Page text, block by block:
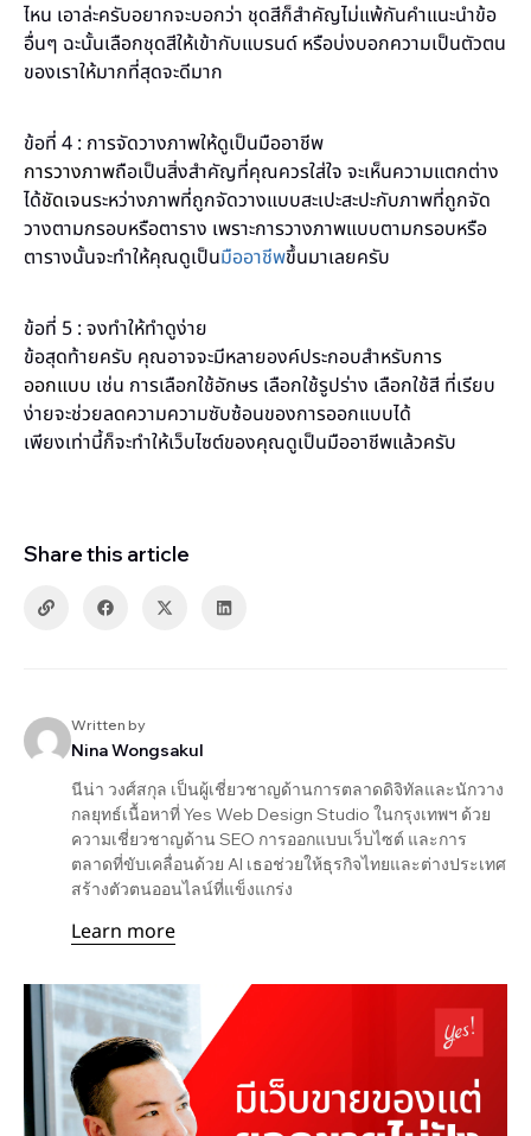
ไหน เอาล่ะครับอยากจะบอกว่า ชุดสีก็สำคัญไม่แพ้กันคำแนะนำข้อ
อื่นๆ ฉะนั้นเลือกชุดสีให้เข้ากับแบรนด์ หรือบ่งบอกความเป็นตัวตน
ของเราให้มากที่สุดจะดีมาก
ข้อที่ 4 : การจัดวางภาพให้ดูเป็นมืออาชีพ
การวางภาพถือเป็นสิ่งสำคัญที่คุณควรใส่ใจ จะเห็นความแตกต่าง
ได้ชัดเจนระหว่างภาพที่ถูกจัดวางแบบสะเปะสะปะกับภาพที่ถูกจัด
วางตามกรอบหรือตาราง เพราะการวางภาพแบบตามกรอบหรือ
ตารางนั้นจะทำให้คุณดูเป็นมืออาชีพขึ้นมาเลยครับ
ข้อที่ 5 : จงทำให้ทำดูง่าย
ข้อสุดท้ายครับ คุณอาจจะมีหลายองค์ประกอบสำหรับการ
ออกแบบ เช่น การเลือกใช้อักษร เลือกใช้รูปร่าง เลือกใช้สี ที่เรียบ
ง่ายจะช่วยลดความความซับซ้อนของการออกแบบได้
เพียงเท่านี้ก็จะทำให้เว็บไซต์ของคุณดูเป็นมืออาชีพแล้วครับ
Share this article
Written by
Nina Wongsakul
นีน่า วงศ์สกุล เป็นผู้เชี่ยวชาญด้านการตลาดดิจิทัลและนักวาง
กลยุทธ์เนื้อหาที่ Yes Web Design Studio ในกรุงเทพฯ ด้วย
ความเชี่ยวชาญด้าน SEO การออกแบบเว็บไซต์ และการ
ตลาดที่ขับเคลื่อนด้วย AI เธอช่วยให้ธุรกิจไทยและต่างประเทศ
สร้างตัวตนออนไลน์ที่แข็งแกร่ง
Learn more